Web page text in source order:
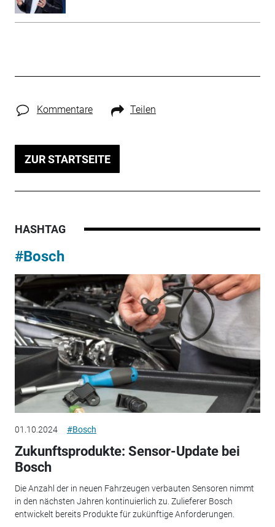
Kommentare Teilen
ZUR STARTSEITE
HASHTAG
#Bosch
01.10.2024 #Bosch
Zukunftsprodukte: Sensor-Update bei
Bosch
Die Anzahl der in neuen Fahrzeugen verbauten Sensoren nimmt
in den nächsten Jahren kontinuierlich zu. Zulieferer Bosch
entwickelt bereits Produkte für zukünftige Anforderungen.